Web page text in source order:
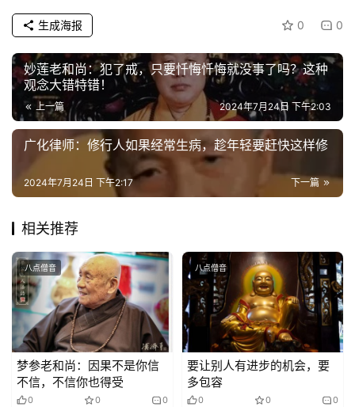
0 0
生成海报
妙莲老和尚：犯了戒，只要忏悔忏悔就没事了吗？这种
观念大错特错！
上一篇 2024年7月24日 下午2:03
广化律师：修行人如果经常生病，趁年轻要赶快这样修
下一篇
2024年7月24日 下午2:17
相关推荐
八点僧音
梦参老和尚：因果不是你信
不信，不信你也得受
0 0 0
八点僧音
要让别人有进步的机会，要
多包容
0 0 0